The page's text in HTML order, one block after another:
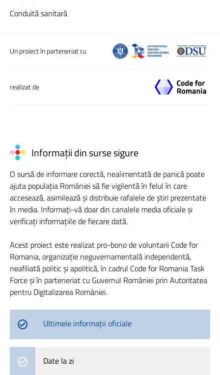
Conduită sanitară
Un proiect în parteneriat cu
realizat de
Informații din surse sigure
O sursă de informare corectă, nealimentată de panică poate
ajuta populația României să fie vigilentă în felul în care
accesează, asimilează și distribuie rafalele de știri prezentate
în media. Informați-vă doar din canalele media oficiale și
verificați informațiile de fiecare dată.
Acest proiect este realizat pro-bono de voluntarii Code for
Romania, organizație neguvernamentală independentă,
neafiliată politic și apolitică, în cadrul Code for Romania Task
Force și în parteneriat cu Guvernul României prin Autoritatea
pentru Digitalizarea României.
Ultimele informații oficiale
Date la zi